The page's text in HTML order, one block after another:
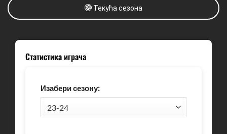
Текућа сезона
Статистика играча
Изабери сезону: